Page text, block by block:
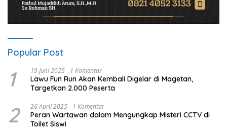
Popular Post
1 19 Juni 2025 1 Komentar
Lawu Fun Run Akan Kembali Digelar di Magetan,
Targetkan 2.000 Peserta
2 26 April 2025 1 Komentar
Peran Wartawan dalam Mengungkap Misteri CCTV di
Toilet Siswi